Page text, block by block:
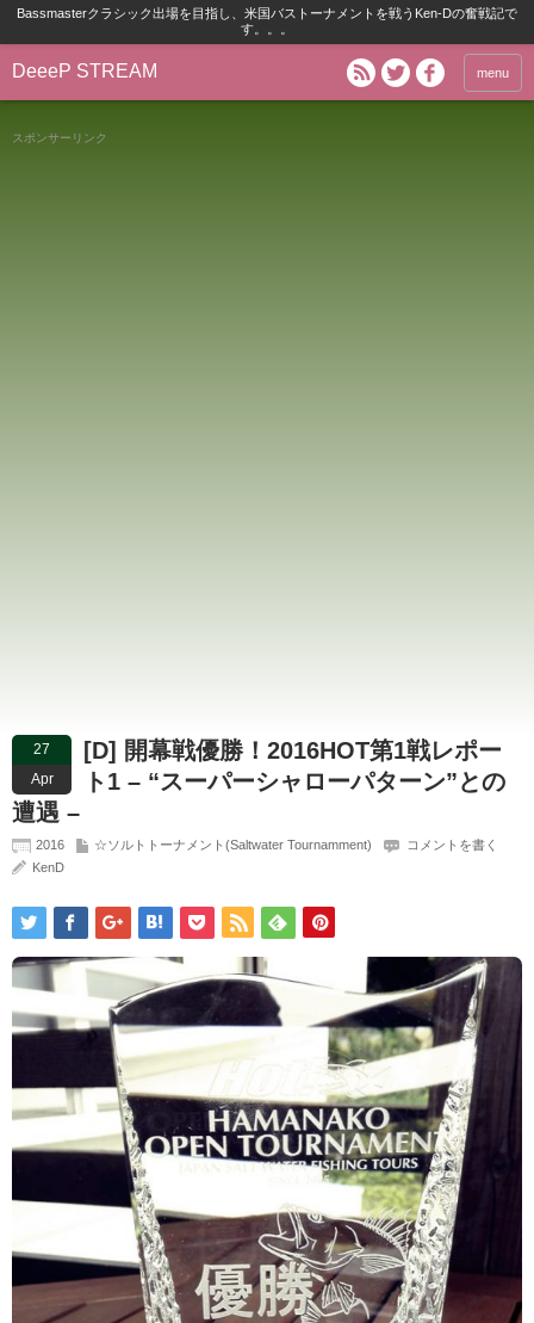
Bassmasterクラシック出場を目指し、米国バストーナメントを戦うKen-Dの奮戦記で
す。。。
DeeeP STREAM menu
スポンサーリンク
27
Apr
[D] 開幕戦優勝！2016HOT第1戦レポー
ト1 – “スーパーシャローパターン”との
遭遇 –
2016 ☆ソルトトーナメント(Saltwater Tournamment)
コメントを書く
KenD